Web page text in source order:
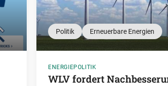
Politik Erneuerbare Energien
ENERGIEPOLITIK
WLV fordert